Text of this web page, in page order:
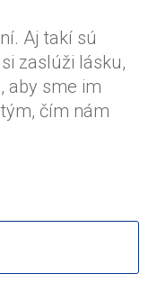
Aj takí sú
zaslúži lásku,
aby sme im
čím nám